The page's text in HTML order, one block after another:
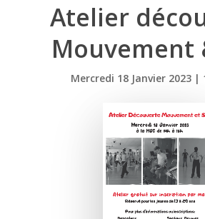
Atelier
Mouvement
Mercredi 18 Janvier 2023 |